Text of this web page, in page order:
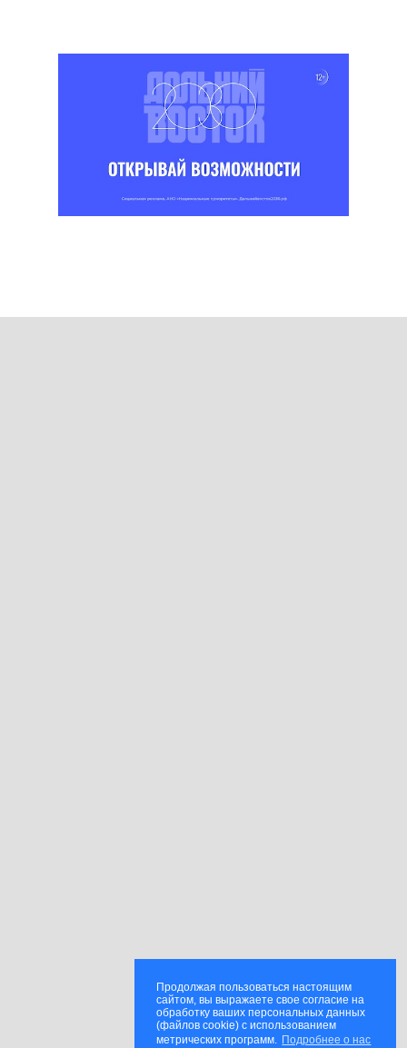
Продолжая пользоваться настоящим
сайтом, вы выражаете свое согласие на
обработку ваших персональных данных
(файлов cookie) с использованием
метрических программ. Подробнее о нас